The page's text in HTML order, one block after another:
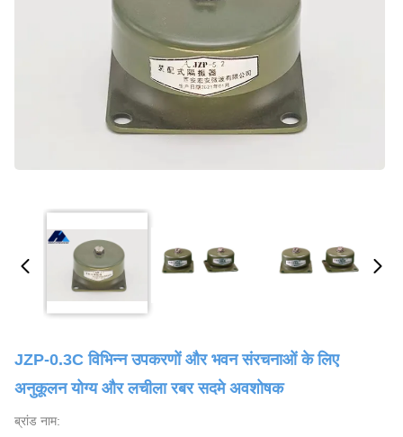
JZP-0.3C विभिन्न उपकरणों और भवन संरचनाओं के लिए
अनुकूलन योग्य और लचीला रबर सदमे अवशोषक
ब्रांड नाम: